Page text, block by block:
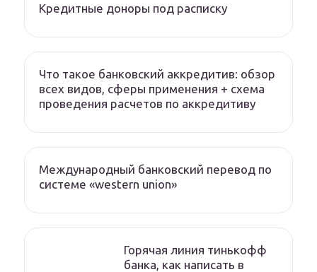
Кредитные доноры под расписку
Что такое банковский аккредитив: обзор
всех видов, сферы применения + схема
проведения расчетов по аккредитиву
Международный банковский перевод по
системе «western union»
Горячая линия тинькофф
банка, как написать в